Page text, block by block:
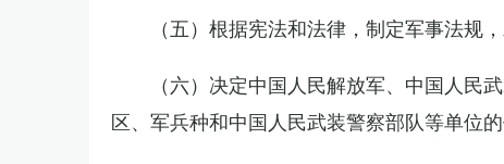
（五）根据宪法和法律，制定军事法规
（六）决定中国人民解放军、中国人民
区、军兵种和中国人民武装警察部队等单位的